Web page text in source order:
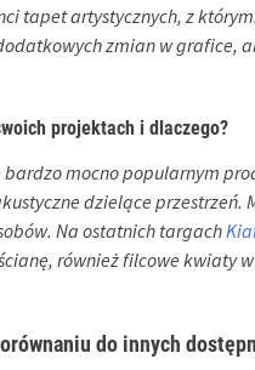
tapet artystycznych, z
zmian w grafice,
projektach i dlaczego?
bardzo mocno popularnym
dzielące przestrzeń.
Na ostatnich targach
również filcowe kwiaty
do innych